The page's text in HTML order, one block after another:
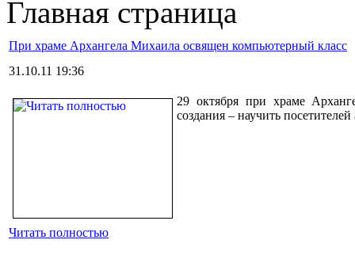
Главная страница
При храме Архангела Михаила освящен компьютерный класс
31.10.11 19:36
29 октября при храме
создания – научить
Читать полностью